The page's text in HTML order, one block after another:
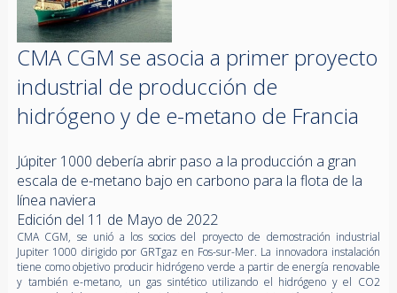
CMA CGM se asocia a primer proyecto
industrial de producción de
hidrógeno y de e-metano de Francia
Júpiter 1000 debería abrir paso a la producción a gran
escala de e-metano bajo en carbono para la flota de la
línea naviera
Edición del 11 de Mayo de 2022
CMA CGM, se unió a los socios del proyecto de demostración industrial
Jupiter 1000 dirigido por GRTgaz en Fos-sur-Mer. La innovadora instalación
tiene como objetivo producir hidrógeno verde a partir de energía renovable
y también e-metano, un gas sintético utilizando el hidrógeno y el CO2